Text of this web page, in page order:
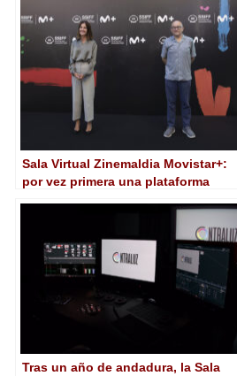
nuevo espacio Virtus
Sala Virtual Zinemaldia Movistar+:
por vez primera una plataforma
Tras un año de andadura, la Sala